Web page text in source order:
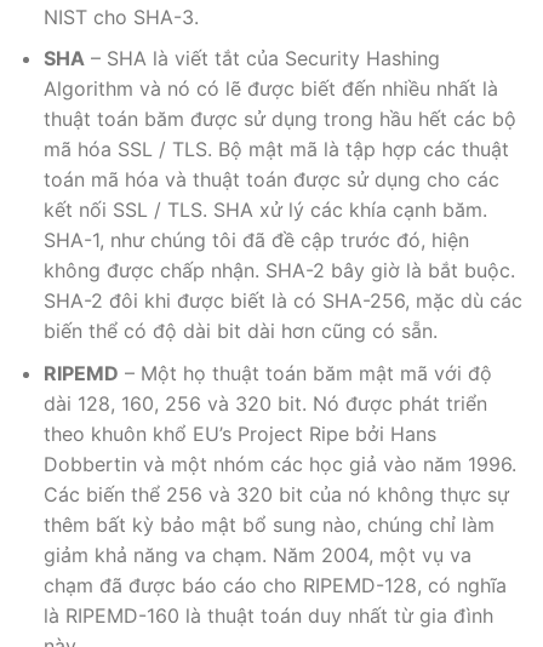
NIST cho SHA-3.
SHA– SHA là viết tắt của Security Hashing
Algorithm và nó có lẽ được biết đến nhiều nhất là
thuật toán băm được sử dụng trong hầu hết các bộ
mã hóa SSL / TLS. Bộ mật mã là tập hợp các thuật
toán mã hóa và thuật toán được sử dụng cho các
kết nối SSL / TLS. SHA xử lý các khía cạnh băm.
SHA-1, như chúng tôi đã đề cập trước đó, hiện
không được chấp nhận. SHA-2 bây giờ là bắt buộc.
SHA-2 đôi khi được biết là có SHA-256, mặc dù các
biến thể có độ dài bit dài hơn cũng có sẵn.
RIPEMD – Một họ thuật toán băm mật mã với độ
dài 128, 160, 256 và 320 bit. Nó được phát triển
theo khuôn khổ EU’s Project Ripe bởi Hans
Dobbertin và một nhóm các học giả vào năm 1996.
Các biến thể 256 và 320 bit của nó không thực sự
thêm bất kỳ bảo mật bổ sung nào, chúng chỉ làm
giảm khả năng va chạm. Năm 2004, một vụ va
chạm đã được báo cáo cho RIPEMD-128, có nghĩa
là RIPEMD-160 là thuật toán duy nhất từ ​​gia đình